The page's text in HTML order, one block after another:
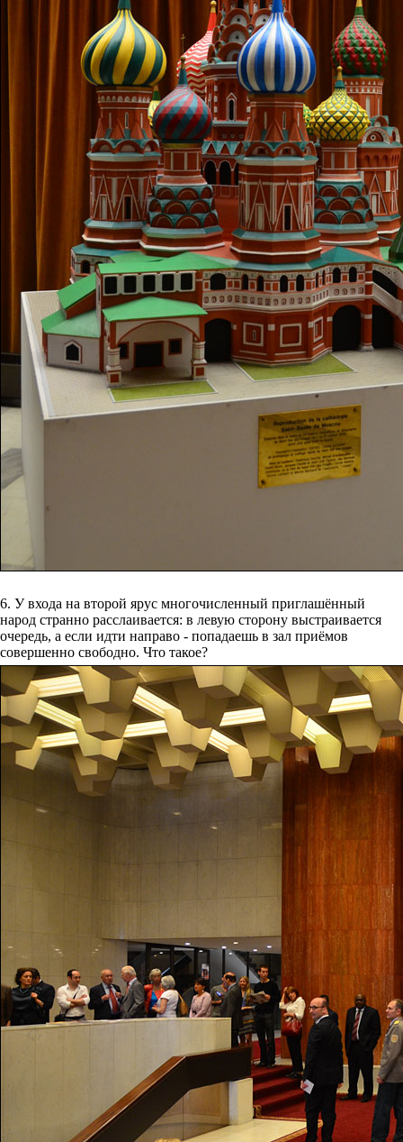
6. У входа на второй ярус многочисленный приглашённый
народ странно расслаивается: в левую сторону выстраивается
очередь, а если идти направо - попадаешь в зал приёмов
совершенно свободно. Что такое?